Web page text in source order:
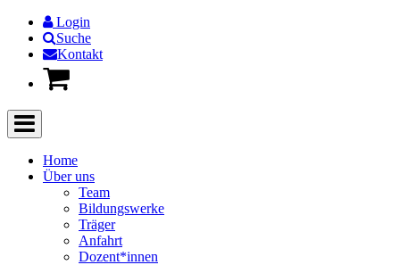
Login
Suche
Kontakt
Home
Über uns
Team
Bildungswerke
Träger
Anfahrt
Dozent*innen